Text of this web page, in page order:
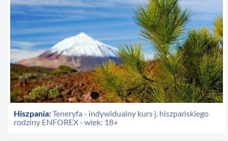
Hiszpania:Teneryfa - indywidualny kurs j. hiszpańskiego
rodziny ENFOREX - wiek: 18+